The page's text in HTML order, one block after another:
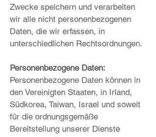
Zwecke speichern und verarbeiten
wir alle nicht personenbezogenen
Daten, die wir erfassen, in
unterschiedlichen Rechtsordnungen.
Personenbezogene Daten:
Personenbezogene Daten können in
den Vereinigten Staaten, in Irland,
Südkorea, Taiwan, Israel und soweit
für die ordnungsgemäße
Bereitstellung unserer Dienste